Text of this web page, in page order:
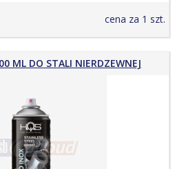
cena za 1 szt.
ML DO STALI NIERDZEWNEJ